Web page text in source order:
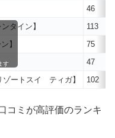
46
タイン】
113
】
75
47
ートスイ ティガ】
102
す
コミが高評価のランキ